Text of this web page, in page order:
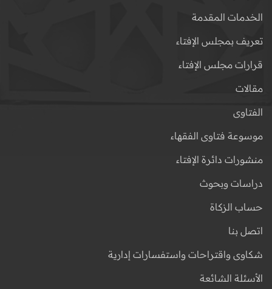
الخدمات المقدمة
تعريف بمجلس الإفتاء
قرارات مجلس الإفتاء
مقالات
الفتاوى
موسوعة فتاوى الفقهاء
منشورات دائرة الإفتاء
دراسات وبحوث
حساب الزكاة
اتصل بنا
شكاوى واقتراحات واستفسارات إدارية
الأسئلة الشائعة